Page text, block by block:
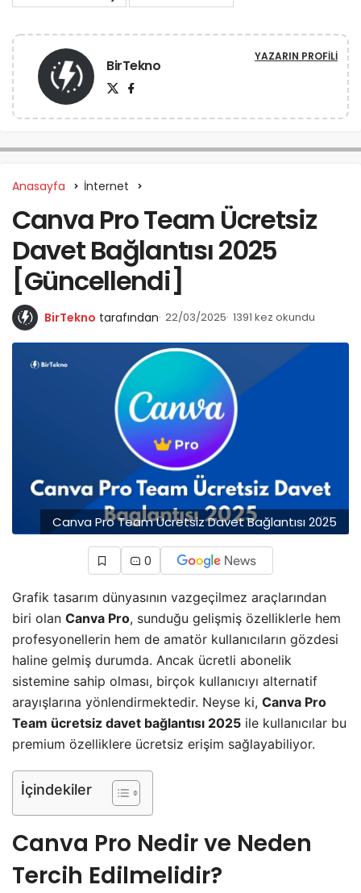
BirTekno YAZARIN PROFILI
Anasayfa İnternet
Canva Pro Team Ücretsiz
Davet Bağlantısı 2025
[Güncellendi]
BirTekno tarafından 22/03/2025 1391 kez okundu
Canva Pro Team Ücretsiz Davet Bağlantısı 2025
0
Grafik tasarım dünyasının vazgeçilmez araçlarından
biri olan Canva Pro, sunduğu gelişmiş özelliklerle hem
profesyonellerin hem de amatör kullanıcıların gözdesi
haline gelmiş durumda. Ancak ücretli abonelik
sistemine sahip olması, birçok kullanıcıyı alternatif
arayışlarına yönlendirmektedir. Neyse ki, Canva Pro
Team ücretsiz davet bağlantısı 2025 ile kullanıcılar bu
premium özelliklere ücretsiz erişim sağlayabiliyor.
İçindekiler
Canva Pro Nedir ve Neden
Tercih Edilmelidir?